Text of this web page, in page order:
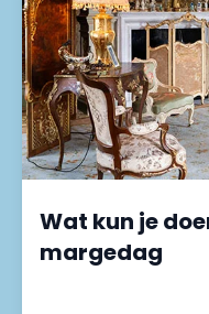
Wat kun je
margedag